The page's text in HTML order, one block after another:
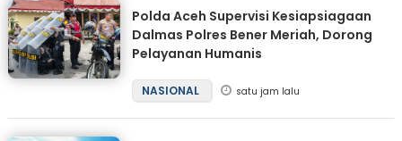
Polda Aceh Supervisi Kesiapsiagaan
Dalmas Polres Bener Meriah, Dorong
Pelayanan Humanis
NASIONAL satu jam lalu